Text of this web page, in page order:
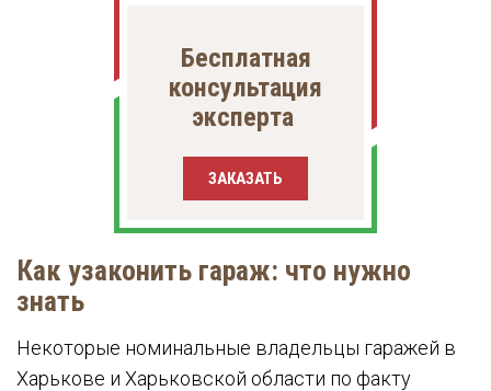
Бесплатная
консультация
эксперта
ЗАКАЗАТЬ
Как узаконить гараж: что нужно
знать
Некоторые номинальные владельцы гаражей в
Харькове и Харьковской области по факту